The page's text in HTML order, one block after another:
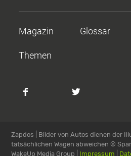
Magazin Glossar
Themen
Zapdos | Bilder von Autos dienen der
tatsächlichen Wagen abweichen©
WakeUp Media Group | Impressum